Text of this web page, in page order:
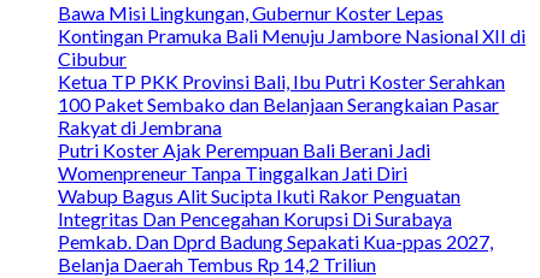
Bawa Misi Lingkungan, Gubernur Koster Lepas
Kontingan Pramuka Bali Menuju Jambore Nasional XII di
Cibubur
Ketua TP PKK Provinsi Bali, Ibu Putri Koster Serahkan
100 Paket Sembako dan Belanjaan Serangkaian Pasar
Rakyat di Jembrana
Putri Koster Ajak Perempuan Bali Berani Jadi
Womenpreneur Tanpa Tinggalkan Jati Diri
Wabup Bagus Alit Sucipta Ikuti Rakor Penguatan
Integritas Dan Pencegahan Korupsi Di Surabaya
Pemkab. Dan Dprd Badung Sepakati Kua-ppas 2027,
Belanja Daerah Tembus Rp 14,2 Triliun